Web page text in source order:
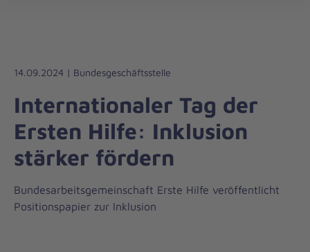
Liebe
Leben
14.09.2024 | Bundesgeschäftsstelle
Internationaler Tag der
Ersten Hilfe: Inklusion
stärker fördern
Bundesarbeitsgemeinschaft Erste Hilfe veröffentlicht
Positionspapier zur Inklusion